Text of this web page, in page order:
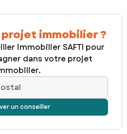
projet immobilier ?
immobilier SAFTI pour
dans votre projet
un conseiller